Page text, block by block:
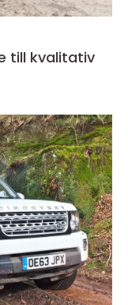
till kvalitativ